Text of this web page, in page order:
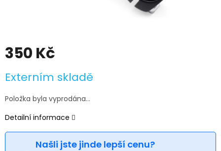
350 Kč
cena:
Externím skladě
Položka byla vyprodána…
Detailní informace
Našli jste jinde lepší cenu?